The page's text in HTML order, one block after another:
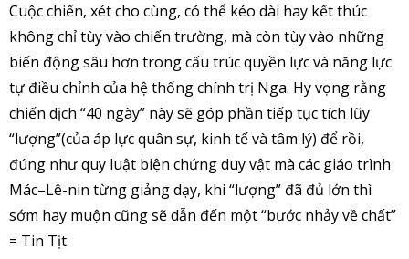
Cuộc chiến, xét cho cùng, có thể kéo dài hay kết thúc
không chỉ tùy vào chiến trường, mà còn tùy vào những
biến động sâu hơn trong cấu trúc quyền lực và năng lực
tự điều chỉnh của hệ thống chính trị Nga. Hy vọng rằng
chiến dịch “40 ngày” này sẽ góp phần tiếp tục tích lũy
“lượng”(của áp lực quân sự, kinh tế và tâm lý) để rồi,
đúng như quy luật biện chứng duy vật mà các giáo trình
Mác–Lê-nin từng giảng dạy, khi “lượng” đã đủ lớn thì
sớm hay muộn cũng sẽ dẫn đến một “bước nhảy về chất”
= Tin Tịt